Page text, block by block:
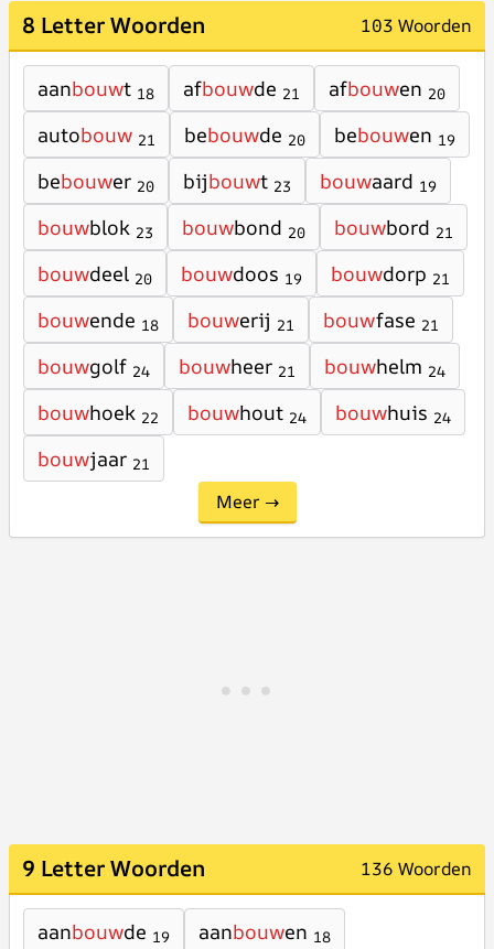
8 Letter Woorden 103 Woorden
aanbouwt 18 afbouwde 21 afbouwen 20
autobouw 21 bebouwde 20 bebouwen 19
bebouwer 20 bijbouwt 23 bouwaard 19
bouwblok 23 bouwbond 20 bouwbord 21
bouwdeel 20 bouwdoos 19 bouwdorp 21
bouwende 18 bouwerij 21 bouwfase 21
bouwgolf 24 bouwheer 21 bouwhelm 24
bouwhoek 22 bouwhout 24 bouwhuis 24
bouwjaar 21
Meer →
9 Letter Woorden 136 Woorden
aanbouwde 19 aanbouwen 18